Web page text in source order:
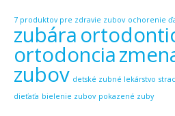
7 produktov pre zdravie zubov ochorenie
zubára
ortodoncia
zubov detské zubné lekárstvo
dieťaťa bielenie zubov pokazené zuby